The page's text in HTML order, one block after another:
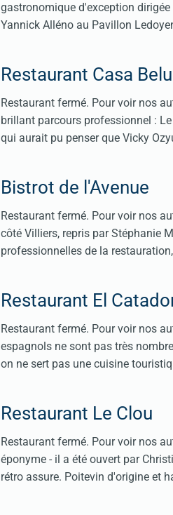
gastronomique d'exception
Yannick Alléno au Pavillon
Restaurant Casa
Restaurant fermé. Pour voir nos
brillant parcours professionnel :
qui aurait pu penser que Vicky
Bistrot de l'Avenue
Restaurant fermé. Pour voir nos
côté Villiers, repris par Stéphanie
professionnelles de la
Restaurant El
Restaurant fermé. Pour voir nos
espagnols ne sont pas très
on ne sert pas une cuisine
Restaurant Le Clou
Restaurant fermé. Pour voir nos
éponyme - il a été ouvert par
rétro assure. Poitevin d'origine et